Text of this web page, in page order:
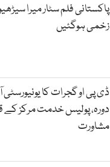
پاکستانی فلم سٹار میرا
زخمی ہوگئیں
ڈی پی او گجرات کا
دورہ، پولیس خدمت مرکز کے
مشاورت